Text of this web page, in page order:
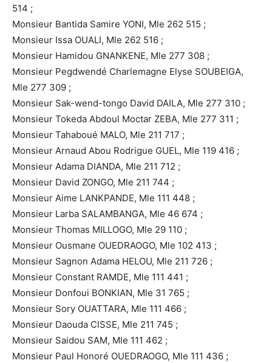
514 ;
Monsieur Bantida Samire YONI, Mle 262 515 ;
Monsieur Issa OUALI, Mle 262 516 ;
Monsieur Hamidou GNANKENE, Mle 277 308 ;
Monsieur Pegdwendé Charlemagne Elyse SOUBEIGA,
Mle 277 309 ;
Monsieur Sak-wend-tongo David DAILA, Mle 277 310 ;
Monsieur Tokeda Abdoul Moctar ZEBA, Mle 277 311 ;
Monsieur Tahaboué MALO, Mle 211 717 ;
Monsieur Arnaud Abou Rodrigue GUEL, Mle 119 416 ;
Monsieur Adama DIANDA, Mle 211 712 ;
Monsieur David ZONGO, Mle 211 744 ;
Monsieur Aime LANKPANDE, Mle 111 448 ;
Monsieur Larba SALAMBANGA, Mle 46 674 ;
Monsieur Thomas MILLOGO, Mle 29 110 ;
Monsieur Ousmane OUEDRAOGO, Mle 102 413 ;
Monsieur Sagnon Adama HELOU, Mle 211 726 ;
Monsieur Constant RAMDE, Mle 111 441 ;
Monsieur Donfoui BONKIAN, Mle 31 765 ;
Monsieur Sory OUATTARA, Mle 111 466 ;
Monsieur Daouda CISSE, Mle 211 745 ;
Monsieur Saidou SAM, Mle 111 462 ;
Monsieur Paul Honoré OUEDRAOGO, Mle 111 436 ;